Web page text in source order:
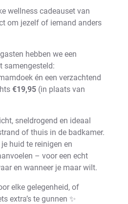
wellness cadeauset van
om jezelf of iemand anders
hebben we een
samengesteld:
én een verzachtend
€19,95 (in plaats van
sneldrogend en ideaal
of thuis in de badkamer.
huid te reinigen en
– voor een echt
en wanneer je maar wilt.
elke gelegenheid, of
extra’s te gunnen ✨